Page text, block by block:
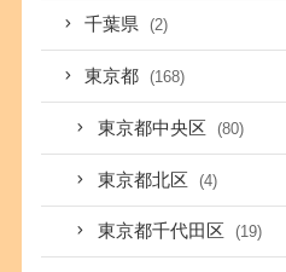
千葉県 (2)
東京都 (168)
東京都中央区 (80)
東京都北区 (4)
東京都千代田区 (19)